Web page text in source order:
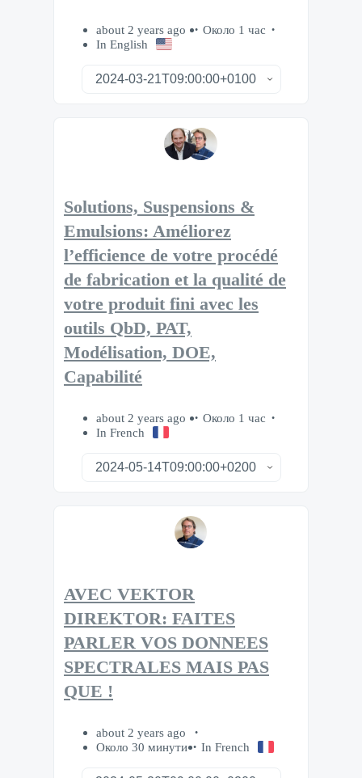
about 2 years ago
Около 1 час
In English
Solutions, Suspensions &
Emulsions: Améliorez
l’efficience de votre procédé
de fabrication et la qualité de
votre produit fini avec les
outils QbD, PAT,
Modélisation, DOE,
Capabilité
about 2 years ago
Около 1 час
In French
AVEC VEKTOR
DIREKTOR: FAITES
PARLER VOS DONNEES
SPECTRALES MAIS PAS
QUE !
about 2 years ago
Около 30 минути
In French